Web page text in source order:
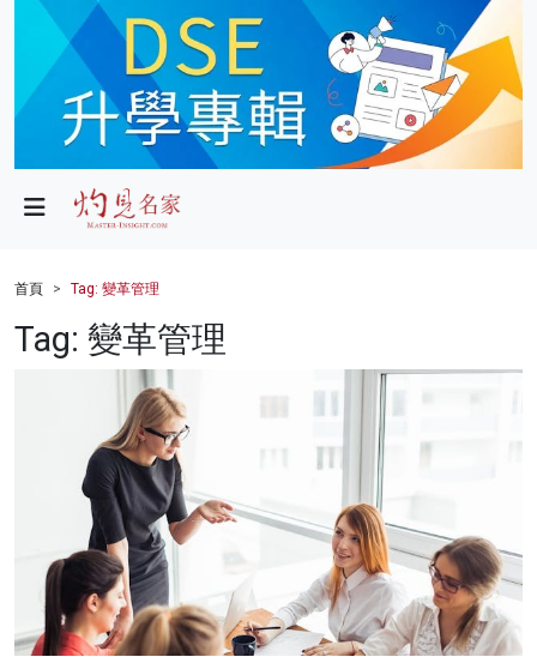
政局
財經
名家榜
灼見活動
首頁 Tag: 變革管理
Tag: 變革管理